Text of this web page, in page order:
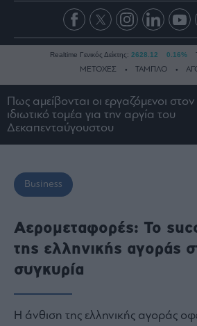
Ειδήσεις
Οικονομία
Τράπεζες
Real
Estate
Ενέργεια
Πολιτική
Πολιτισμός
Κοινωνία
Realtime Γενικός Δείκτης: 2628.12 0.16%
ΜΕΤΟΧΕΣ ΤΑΜΠΛΟ
Πως αμείβονται οι εργαζόμενοι στον
ιδιωτικό τομέα για την αργία του
Δεκαπενταύγουστου
Business
Αερομεταφορές: Το
της ελληνικής αγοράς
συγκυρία
Η άνθιση της ελληνικής αγοράς